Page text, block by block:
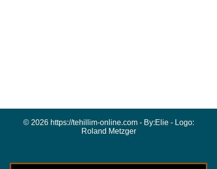
© 2026 https://tehillim-online.com - By:Elie- Logo:
Roland Metzger